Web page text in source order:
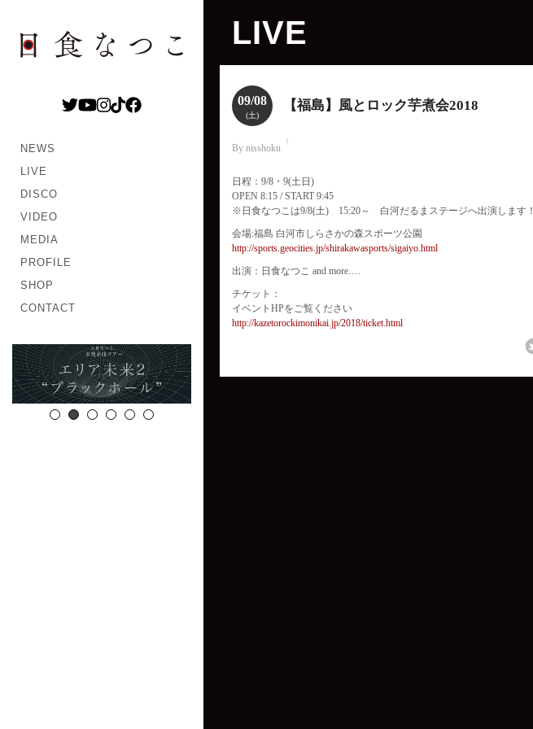
NEWS
LIVE
DISCO
VIDEO
MEDIA
PROFILE
SHOP
CONTACT
LIVE
09/08
(土)
【福島】風とロック芋煮会2018
By nisshoku
日程：9/8・9(土日)
OPEN 8:15 / START 9:45
※日食なつこは9/8(土) 15:20～ 白河だるまステージへ出演します！
会場:福島 白河市しらさかの森スポーツ公園
http://sports.geocities.jp/shirakawasports/sigaiyo.html
出演：日食なつこ and more….
チケット：
イベントHPをご覧ください
http://kazetorockimonikai.jp/2018/ticket.html